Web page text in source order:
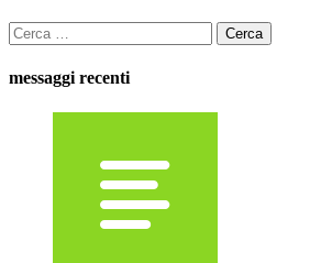
Ricerca
per:
messaggi recenti